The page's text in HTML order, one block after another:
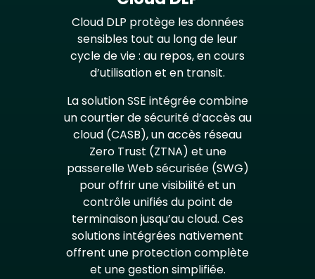
Cloud DLP protège les données
sensibles tout au long de leur
cycle de vie : au repos, en cours
d’utilisation et en transit.
La solution SSE intégrée combine
un courtier de sécurité d’accès au
cloud (CASB), un accès réseau
Zero Trust (ZTNA) et une
passerelle Web sécurisée (SWG)
pour offrir une visibilité et un
contrôle unifiés du point de
terminaison jusqu’au cloud. Ces
solutions intégrées nativement
offrent une protection complète
et une gestion simplifiée.